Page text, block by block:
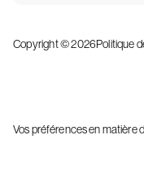
Copyright © 2026Politique
Vos préférences en matière